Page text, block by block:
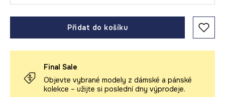
Přidat do košíku
Final Sale
Objevte vybrané modely z dámské a pánské
kolekce – užijte si poslední dny výprodeje.